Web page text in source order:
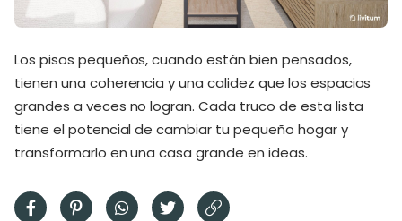
Los pisos pequeños, cuando están bien pensados,
tienen una coherencia y una calidez que los espacios
grandes a veces no logran. Cada truco de esta lista
tiene el potencial de cambiar tu pequeño hogar y
transformarlo en una casa grande en ideas.